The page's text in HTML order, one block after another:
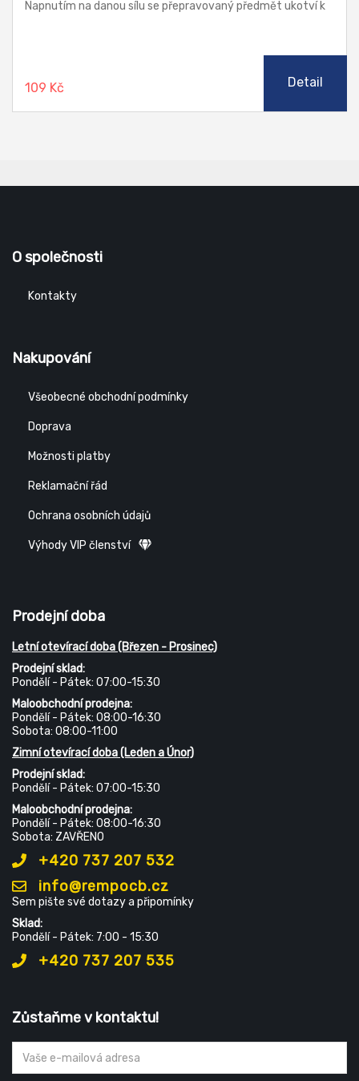
Napnutím na danou sílu se přepravovaný předmět ukotví k
109 Kč Detail
O společnosti
Kontakty
Nakupování
Všeobecné obchodní podmínky
Doprava
Možnosti platby
Reklamační řád
Ochrana osobních údajů
Výhody VIP členství
Prodejní doba
Letní otevírací doba (Březen - Prosinec)
Prodejní sklad:
Pondělí - Pátek: 07:00-15:30
Maloobchodní prodejna:
Pondělí - Pátek: 08:00-16:30
Sobota: 08:00-11:00
Zimní otevírací doba (Leden a Únor)
Prodejní sklad:
Pondělí - Pátek: 07:00-15:30
Maloobchodní prodejna:
Pondělí - Pátek: 08:00-16:30
Sobota: ZAVŘENO
+420 737 207 532
info@rempocb.cz
Sem pište své dotazy a připomínky
Sklad:
Pondělí - Pátek: 7:00 - 15:30
+420 737 207 535
Zůstaňme v kontaktu!